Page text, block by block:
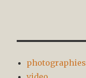
photographies